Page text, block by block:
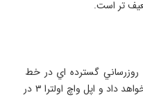
روزرساني گسترده اي در خط
توليد ساعت هاي هوشمند خود انجام خواهد داد و اپل واچ اولترا ۳ در